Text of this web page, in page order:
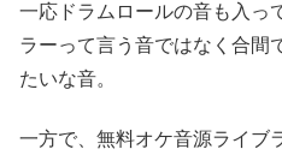
一応ドラムロールの音も入っ
ラーって言う音ではなく合間
たいな音。
一方で、無料オケ音源ライブ